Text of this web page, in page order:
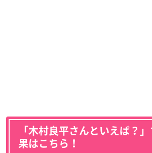
「木村良平さんといえば？
果はこちら！